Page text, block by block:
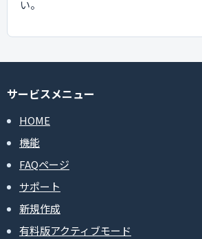
い。
サービスメニュー
HOME
機能
FAQページ
サポート
新規作成
有料版アクティブモード